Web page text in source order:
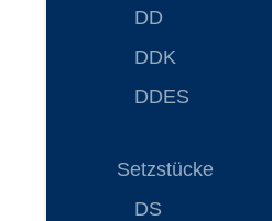
DD
DDK
DDES
Setzstücke
DS